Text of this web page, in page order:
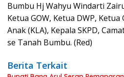
Bumbu Hj Wahyu Windarti
Ketua GOW, Ketua DWP,
Anak (KLA), Kepala SKPD,
se Tanah Bumbu. (Red)
Berita Terkait